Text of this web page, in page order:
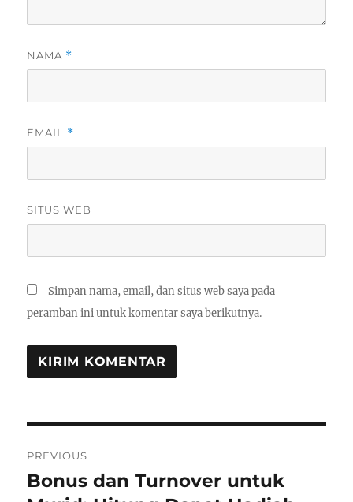
NAMA *
EMAIL *
SITUS WEB
Simpan nama, email, dan situs web saya pada
peramban ini untuk komentar saya berikutnya.
pos
PREVIOUS
Previous
Bonus dan Turnover untuk